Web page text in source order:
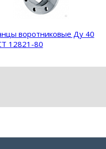
воротниковые Ду 40
12821-80